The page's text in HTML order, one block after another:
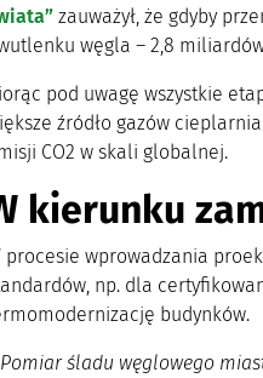
zauważył, że gdyby
węgla – 2,8
pod uwagę wszystkie
źródło gazów
CO2 w skali globalnej.
kierunku
procesie wprowadzania
np. dla
budynków.
śladu węglowego